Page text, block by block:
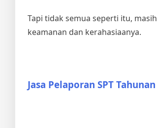
Tapi tidak semua seperti itu,
keamanan dan kerahasiaanya.
Jasa Pelaporan SPT